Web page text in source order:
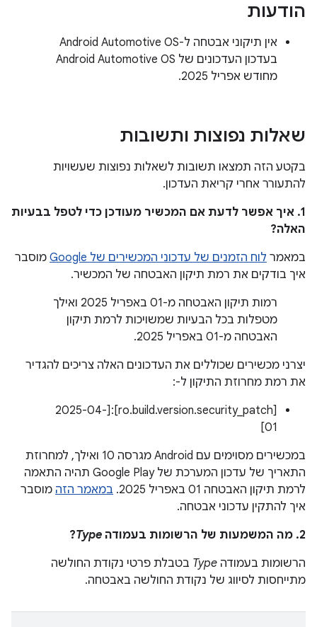
הודעות
אין תיקוני אבטחה ל-Android Automotive OS
בעדכון העדכונים של Android Automotive OS
מחודש אפריל 2025.
שאלות נפוצות ותשובות
בקטע הזה תמצאו תשובות לשאלות נפוצות שעשויות
להתעורר אחרי קריאת העדכון.
1. איך אפשר לדעת אם המכשיר מעודכן כדי לטפל בבעיות
האלה?
במאמר לוח הזמנים של עדכוני המכשירים של Google
מוסבר
איך בודקים את רמת תיקון האבטחה של המכשיר.
רמות תיקון האבטחה מ-01 באפריל 2025 ואילך
מטפלות בכל הבעיות שמשויכות לרמת תיקון
האבטחה מ-01 באפריל 2025.
יצרני מכשירים שכוללים את העדכונים האלה צריכים להגדיר
את רמת מחרוזת התיקון ל-:
[ro.build.version.security_patch]:‏[2025-04-
01]
במכשירים מסוימים עם Android מגרסה 10 ואילך, למחרוזת
התאריך של עדכון המערכת של Google Play תהיה התאמה
לרמת תיקון האבטחה 01 באפריל 2025.
במאמר הזה מוסבר
איך להתקין עדכוני אבטחה.
2. מה המשמעות של הרשומות בעמודה
Type
?
הרשומות בעמודה Type בטבלת פרטי נקודת החולשה
מתייחסות לסיווג של נקודת החולשה באבטחה.